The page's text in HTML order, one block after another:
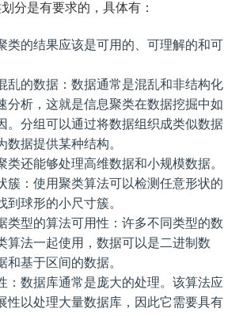
分是有要求的，具体有：
类的结果应该是可用的、可理解的和可
乱的数据：数据通常是混乱和非结构化
分析，这就是信息聚类在数据挖掘中如
。分组可以通过将数据组织成类似数据
数据提供某种结构。
类还能够处理高维数据和小规模数据。
簇：使用聚类算法可以检测任意形状的
到球形的小尺寸簇。
类型的算法可用性：许多不同类型的数
算法一起使用，数据可以是二进制数
和基于区间的数据。
：数据库通常是庞大的处理。该算法应
性以处理大量数据库，因此它需要具有